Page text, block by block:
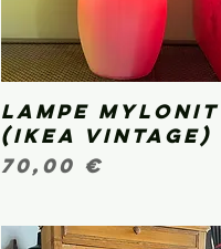
Aperçu rapide
Lampe Mylonit
(IKEA vintage)
Prix
70,00 €